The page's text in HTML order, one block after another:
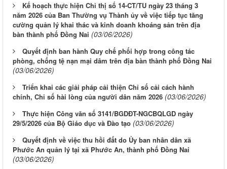
Kế hoạch thực hiện Chỉ thị số 14-CT/TU ngày 23 tháng 3
năm 2026 của Ban Thường vụ Thành ủy về việc tiếp tục tăng
cường quản lý khai thác và kinh doanh khoáng sản trên địa
bàn thành phố Đồng Nai (03/06/2026)
Quyết định ban hành Quy chế phối hợp trong công tác
phòng, chống tệ nạn mại dâm trên địa bàn thành phố Đồng Nai
(03/06/2026)
Triển khai các giải pháp cải thiện Chỉ số cải cách hành
chính, Chỉ số hài lòng của người dân năm 2026 (03/06/2026)
Thực hiện Công văn số 3141/BGDĐT-NGCBQLGD ngày
29/5/2026 của Bộ Giáo dục và Đào tạo (03/06/2026)
Quyết định về việc thu hồi đất do Ủy ban nhân dân xã
Phước An quản lý tại xã Phước An, thành phố Đồng Nai
(03/06/2026)